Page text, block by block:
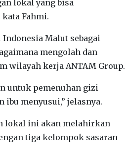
lokal yang bisa
Fahmi.
Malut sebagai
mengolah dan
wilayah kerja ANTAM Group.
untuk pemenuhan gizi
menyusui,” jelasnya.
lokal ini akan melahirkan
tiga kelompok sasaran